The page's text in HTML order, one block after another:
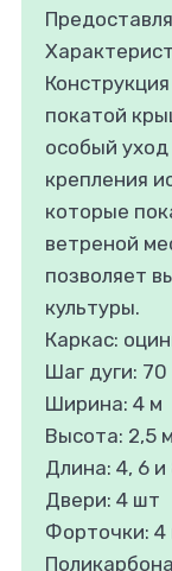
покатой
особый
крепления
которые
ветреной
позволяет
культуры.
Каркас:
Шаг дуги: 70
Ширина: 4 м
Высота: 2,5 м
Длина: 4, 6 и
Двери: 4 шт
Форточки: 4